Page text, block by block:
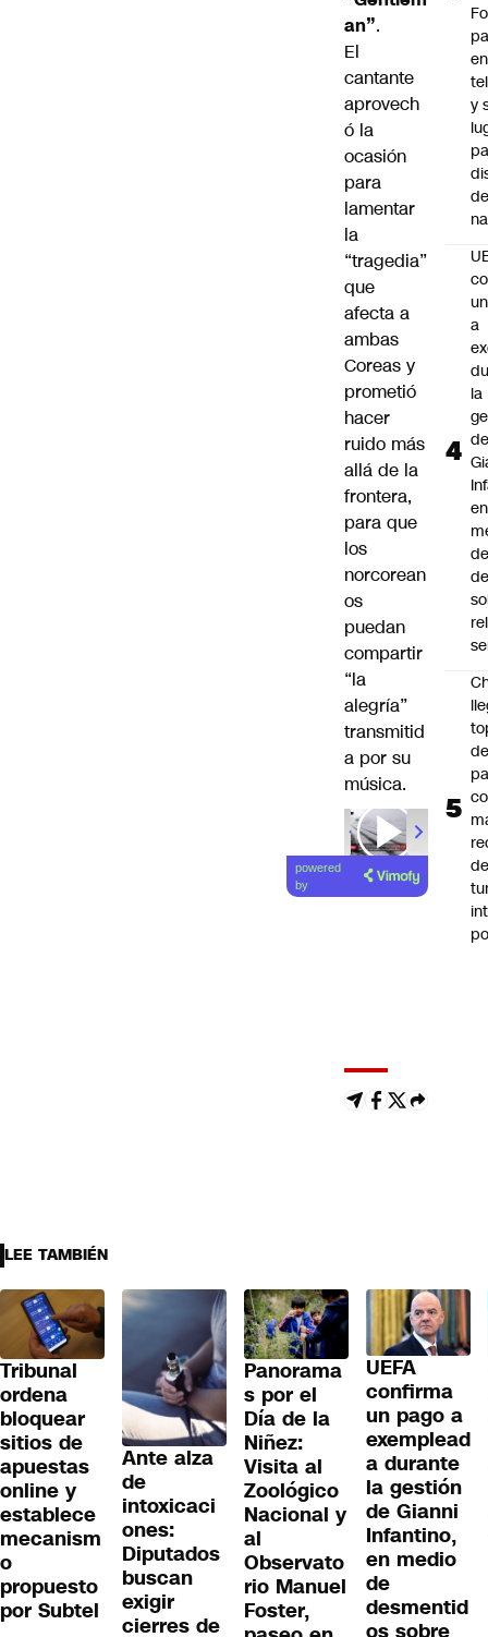
an”.
El
cantante
aprovech
ó la
ocasión
para
lamentar
la
“tragedia”
que
afecta a
ambas
Coreas y
prometió
hacer
ruido más
allá de la
frontera,
para que
los
norcorean
os
puedan
compartir
“la
alegría”
transmitid
a por su
música.
powered
by
en
y
a
la
de
en
de
LEE TAMBIÉN
Tribunal
ordena
bloquear
sitios de
apuestas
online y
establece
mecanism
o
propuesto
por Subtel
Ante alza
de
intoxicaci
ones:
Diputados
buscan
exigir
cierres de
Panorama
s por el
Día de la
Niñez:
Visita al
Zoológico
Nacional y
al
Observato
rio Manuel
Foster,
UEFA
confirma
un pago a
exemplead
a durante
la gestión
de Gianni
Infantino,
en medio
de
desmentid
os sobre